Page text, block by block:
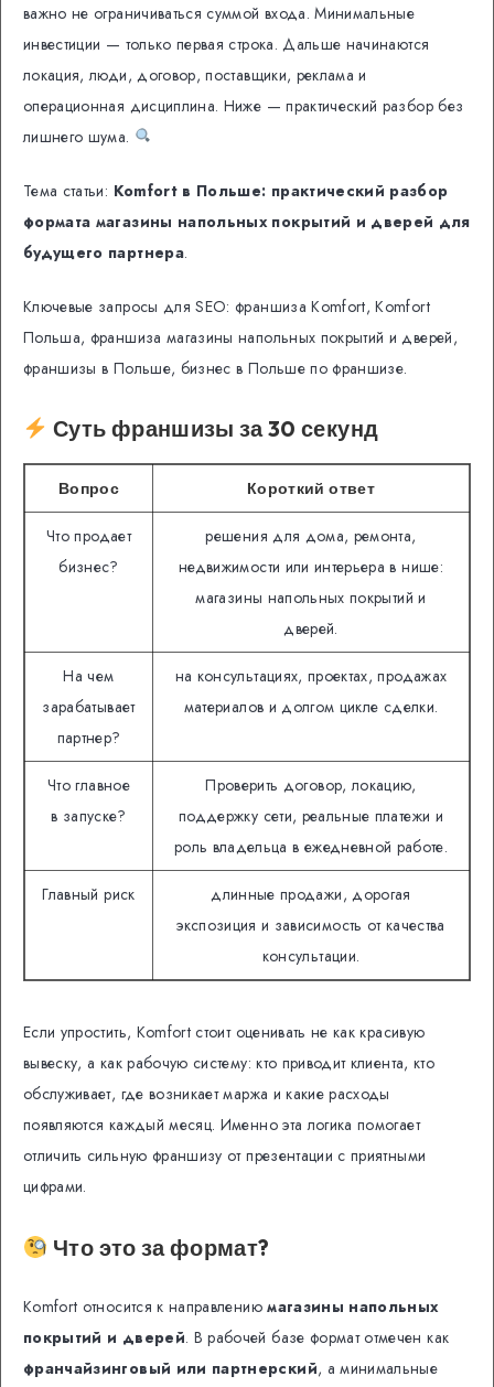
важно не ограничиваться суммой входа. Минимальные
инвестиции — только первая строка. Дальше начинаются
локация, люди, договор, поставщики, реклама и
операционная дисциплина. Ниже — практический разбор без
лишнего шума.
Тема статьи: Komfort в Польше: практический разбор
формата магазины напольных покрытий и дверей для
будущего партнера.
Ключевые запросы для SEO: франшиза Komfort, Komfort
Польша, франшиза магазины напольных покрытий и дверей,
франшизы в Польше, бизнес в Польше по франшизе.
Суть франшизы за 30 секунд
Вопрос Короткий ответ
Что продает
бизнес?
решения для дома, ремонта,
недвижимости или интерьера в нише:
магазины напольных покрытий и
дверей.
На чем
зарабатывает
партнер?
на консультациях, проектах, продажах
материалов и долгом цикле сделки.
Что главное
в запуске?
Проверить договор, локацию,
поддержку сети, реальные платежи и
роль владельца в ежедневной работе.
Главный риск
длинные продажи, дорогая
экспозиция и зависимость от качества
консультации.
Если упростить, Komfort стоит оценивать не как красивую
вывеску, а как рабочую систему: кто приводит клиента, кто
обслуживает, где возникает маржа и какие расходы
появляются каждый месяц. Именно эта логика помогает
отличить сильную франшизу от презентации с приятными
цифрами.
Что это за формат?
Komfort относится к направлениюмагазины напольных
покрытий и дверей. В рабочей базе формат отмечен как
франчайзинговый или партнерский, а минимальные